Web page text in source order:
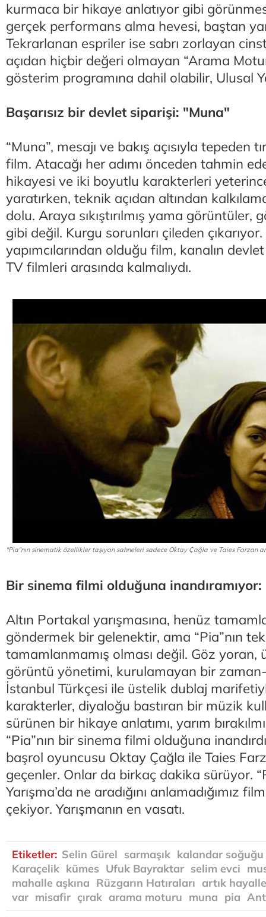
kurmaca bir hikaye anlatıyor gibi
gerçek performans alma hevesi, baştan
Tekrarlanan espriler ise sabrı zorlayan
açıdan hiçbir değeri olmayan “Arama
gösterim programına dahil olabilir, Ulusal
Başarısız bir devlet siparişi: "Muna"
“Muna”, mesajı ve bakış açısıyla tepeden
film. Atacağı her adımı önceden tahmin
hikayesi ve iki boyutlu karakterleri
yaratırken, teknik açıdan altından
dolu. Araya sıkıştırılmış yama görüntüler,
gibi değil. Kurgu sorunları çileden
yapımcılarından olduğu film, kanalın
TV filmleri arasında kalmalıydı.
"Pia"nın sinematik özellikler taşıyan sahneleri sadece Oktay Çağla ve Taies Farzan
Bir sinema filmi olduğuna
Altın Portakal yarışmasına, henüz
göndermek bir gelenektir, ama “Pia”nın
tamamlanmamış olması değil. Göz yoran,
görüntü yönetimi, kurulamayan bir
İstanbul Türkçesi ile üstelik dublaj
karakterler, diyaloğu bastıran bir müzik
sürünen bir hikaye anlatımı, yarım
“Pia”nın bir sinema filmi olduğuna
başrol oyuncusu Oktay Çağla ile Taies
geçenler. Onlar da birkaç dakika sürüyor.
Yarışma’da ne aradığını anlamadığımız
çekiyor. Yarışmanın en vasatı.
Etiketler: Selin Gürel sarmaşık kalandar soğuğu
Karaçelik kümes Ufuk Bayraktar selim evci
mahalle aşkına Rüzgarın Hatıraları artık
var misafir çırak arama moturu muna pia